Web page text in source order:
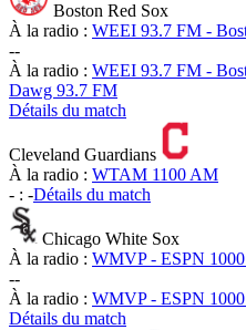
Boston Red Sox
À la radio : WEEI 93.7 FM -
--
À la radio : WEEI 93.7 FM -
Dawg 93.7 FM
Détails du match
Cleveland Guardians
À la radio : WTAM 1100 AM
- : -Détails du match
Chicago White Sox
À la radio : WMVP - ESPN
--
À la radio : WMVP - ESPN
Détails du match